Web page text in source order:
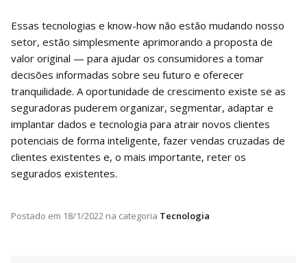
Essas tecnologias e know-how não estão mudando nosso
setor, estão simplesmente aprimorando a proposta de
valor original — para ajudar os consumidores a tomar
decisões informadas sobre seu futuro e oferecer
tranquilidade. A oportunidade de crescimento existe se as
seguradoras puderem organizar, segmentar, adaptar e
implantar dados e tecnologia para atrair novos clientes
potenciais de forma inteligente, fazer vendas cruzadas de
clientes existentes e, o mais importante, reter os
segurados existentes.
Postado em 18/1/2022 na categoria Tecnologia